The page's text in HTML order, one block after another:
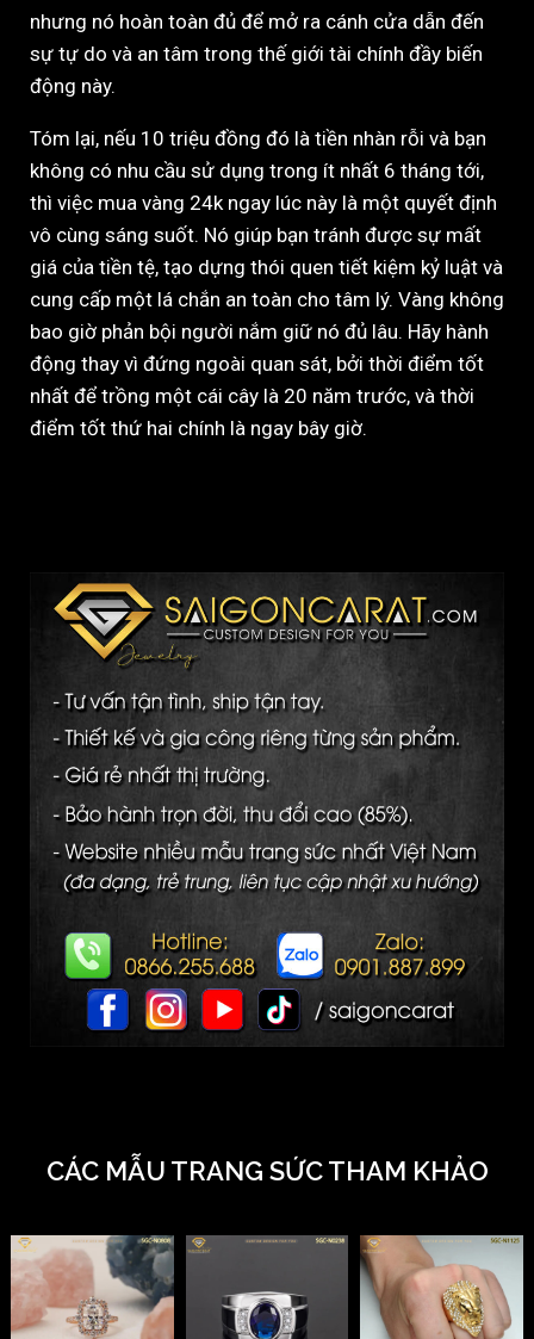
nhưng nó hoàn toàn đủ để mở ra cánh cửa dẫn đến
sự tự do và an tâm trong thế giới tài chính đầy biến
động này.
Tóm lại, nếu 10 triệu đồng đó là tiền nhàn rỗi và bạn
không có nhu cầu sử dụng trong ít nhất 6 tháng tới,
thì việc mua vàng 24k ngay lúc này là một quyết định
vô cùng sáng suốt. Nó giúp bạn tránh được sự mất
giá của tiền tệ, tạo dựng thói quen tiết kiệm kỷ luật và
cung cấp một lá chắn an toàn cho tâm lý. Vàng không
bao giờ phản bội người nắm giữ nó đủ lâu. Hãy hành
động thay vì đứng ngoài quan sát, bởi thời điểm tốt
nhất để trồng một cái cây là 20 năm trước, và thời
điểm tốt thứ hai chính là ngay bây giờ.
CÁC MẪU TRANG SỨC THAM KHẢO